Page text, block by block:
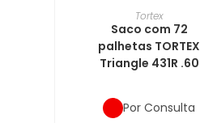
Tortex
Saco com 72
palhetas TORTEX
Triangle 431R .60
Por Consulta